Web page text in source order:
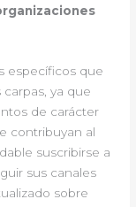
específicos que
ya que
de carácter
contribuyan al
suscribirse a
sus canales
sobre